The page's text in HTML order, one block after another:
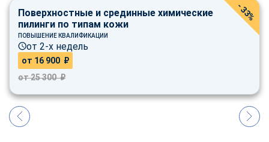
Поверхностные и срединные химические
пилинги по типам кожи
ПОВЫШЕНИЕ КВАЛИФИКАЦИИ
от 2-х недель
от 16 900 ₽
от 25 300 ₽
- 33%
Max